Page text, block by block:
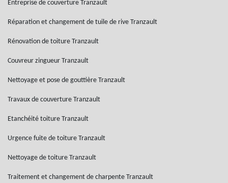
Entreprise de couverture Tranzault
Réparation et changement de tuile de rive Tranzault
Rénovation de toiture Tranzault
Couvreur zingueur Tranzault
Nettoyage et pose de gouttière Tranzault
Travaux de couverture Tranzault
Etanchéité toiture Tranzault
Urgence fuite de toiture Tranzault
Nettoyage de toiture Tranzault
Traitement et changement de charpente Tranzault